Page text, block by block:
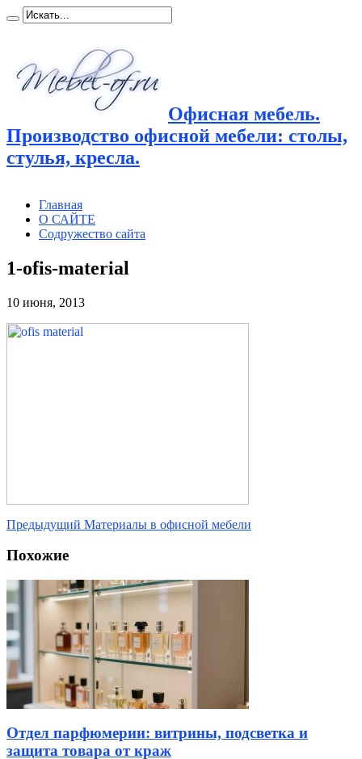
Офисная мебель.
Производство офисной мебели: столы,
стулья, кресла.
Главная
О САЙТЕ
Содружество сайта
1-ofis-material
10 июня, 2013
Предыдущий Материалы в офисной мебели
Похожие
Отдел парфюмерии: витрины, подсветка и
защита товара от краж